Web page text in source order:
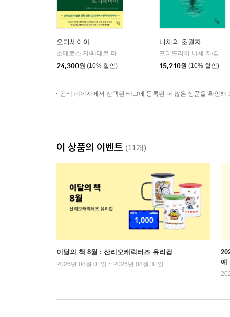
오디세이아
호메로스 저/페테르 파울 루벤스 그림/박문재 역 |
현대지성
24,300원 (10% 할인)
니체의 초월자
프리드리히 니체 저/김철 편역
15,210원 (10% 할인)
검색 페이지에서 선택된 태그에 등록된 더 많은 상품을 확인해
이 상품의 이벤트 (11개)
이달의 책 8월 : 산리오캐릭터즈 유리컵
2026년 08월 01일 ~ 2026년 08월 31일
예